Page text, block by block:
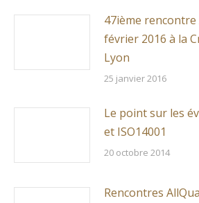
47ième rencontre
février 2016 à la
Lyon
25 janvier 2016
Le point sur les
et ISO14001
20 octobre 2014
Rencontres